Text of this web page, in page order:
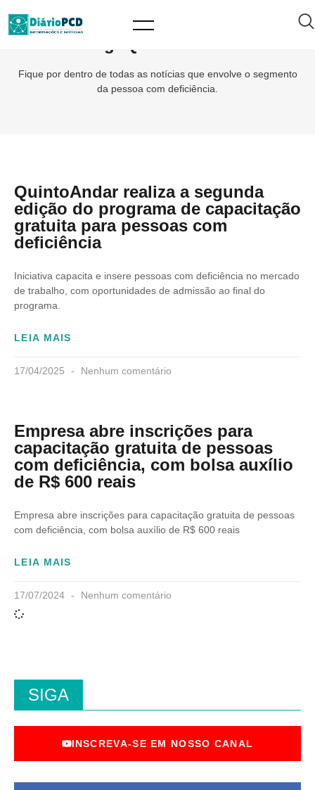
Fique por dentro de todas as notícias que envolve o segmento
da pessoa com deficiência.
QuintoAndar realiza a segunda
edição do programa de capacitação
gratuita para pessoas com
deficiência
Iniciativa capacita e insere pessoas com deficiência no mercado
de trabalho, com oportunidades de admissão ao final do
programa.
LEIA MAIS
17/04/2025 Nenhum comentário
Empresa abre inscrições para
capacitação gratuita de pessoas
com deficiência, com bolsa auxílio
de R$ 600 reais
Empresa abre inscrições para capacitação gratuita de pessoas
com deficiência, com bolsa auxílio de R$ 600 reais
LEIA MAIS
17/07/2024 Nenhum comentário
SIGA
INSCREVA-SE EM NOSSO CANAL